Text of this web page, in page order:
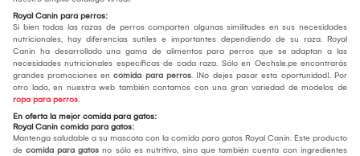
Royal Canin para perros:
Si bien todas las razas de perros comparten algunas similitudes en sus necesidades
nutricionales, hay diferencias sutiles e importantes dependiendo de su raza. Royal
Canin ha desarrollado una gama de alimentos para perros que se adaptan a las
necesidades nutricionales específicas de cada raza. Sólo en Oechsle.pe encontrarás
grandes promociones en comida para perros. ¡No dejes pasar esta oportunidad!. Por
otro lado, en nuestra web también contamos con una gran variedad de modelos de
ropa para perros.
En oferta la mejor comida para gatos:
Royal Canin comida para gatos:
Mantenga saludable a su mascota con la comida para gatos Royal Canin. Este producto
de comida para gatos no sólo es nutritivo, sino que también cuenta con ingredientes